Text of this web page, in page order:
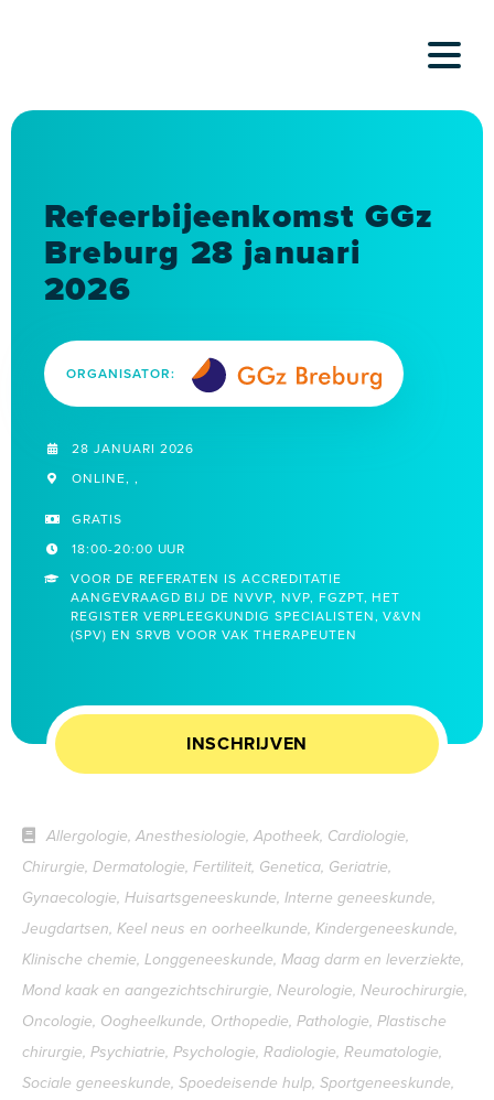
Refeerbijeenkomst GGz
Breburg 28 januari
2026
ORGANISATOR:
28 JANUARI 2026
ONLINE, ,
GRATIS
18:00-20:00 UUR
VOOR DE REFERATEN IS ACCREDITATIE
AANGEVRAAGD BIJ DE NVVP, NVP, FGZPT, HET
REGISTER VERPLEEGKUNDIG SPECIALISTEN, V&VN
(SPV) EN SRVB VOOR VAK THERAPEUTEN
INSCHRIJVEN
Allergologie, Anesthesiologie, Apotheek, Cardiologie,
Chirurgie, Dermatologie, Fertiliteit, Genetica, Geriatrie,
Gynaecologie, Huisartsgeneeskunde, Interne geneeskunde,
Jeugdartsen, Keel neus en oorheelkunde, Kindergeneeskunde,
Klinische chemie, Longgeneeskunde, Maag darm en leverziekte,
Mond kaak en aangezichtschirurgie, Neurologie, Neurochirurgie,
Oncologie, Oogheelkunde, Orthopedie, Pathologie, Plastische
chirurgie, Psychiatrie, Psychologie, Radiologie, Reumatologie,
Sociale geneeskunde, Spoedeisende hulp, Sportgeneeskunde,